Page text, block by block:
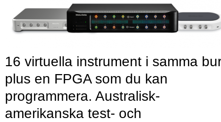
16 virtuella instrument i samma
plus en FPGA som du kan
programmera. Australisk-
amerikanska test- och